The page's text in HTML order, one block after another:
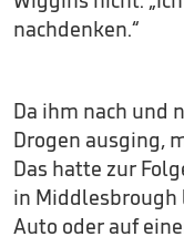
nachdenken.“
Da ihm nach und
Drogen ausging,
Das hatte zur
in Middlesbrough
Auto oder auf